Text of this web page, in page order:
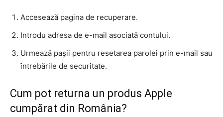
Accesează pagina de recuperare.
Introdu adresa de e-mail asociată contului.
Urmează pașii pentru resetarea parolei prin e-mail sau
întrebările de securitate.
Cum pot returna un produs Apple
cumpărat din România?